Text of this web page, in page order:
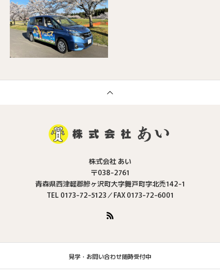
株式会社 あい
〒038-2761
青森県西津軽郡鰺ヶ沢町大字舞戸町字北禿142-1
TEL 0173-72-5123／FAX 0173-72-6001
見学・お問い合わせ随時受付中